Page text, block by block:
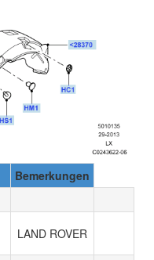
Bemerkungen
LAND ROVER